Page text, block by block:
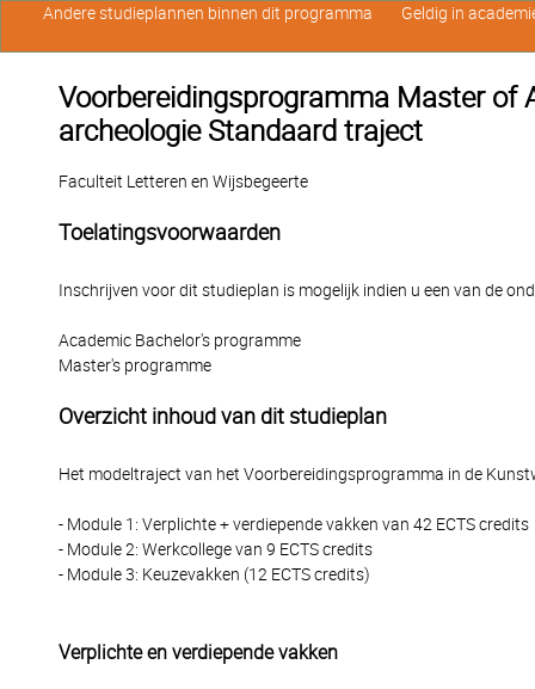
Voorbereidingsprogramma Master of
archeologie Standaard traject
Faculteit Letteren en Wijsbegeerte
Toelatingsvoorwaarden
Inschrijven voor dit studieplan is mogelijk indien u een van de
Academic Bachelor's programme
Master's programme
Overzicht inhoud van dit studieplan
Het modeltraject van het Voorbereidingsprogramma in de
- Module 1: Verplichte + verdiepende vakken van 42 ECTS credits
- Module 2: Werkcollege van 9 ECTS credits
- Module 3: Keuzevakken (12 ECTS credits)
Verplichte en verdiepende vakken
Andere studieplannen binnen dit programma Geldig in